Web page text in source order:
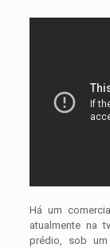
Há um
atualmente na
prédio, sob